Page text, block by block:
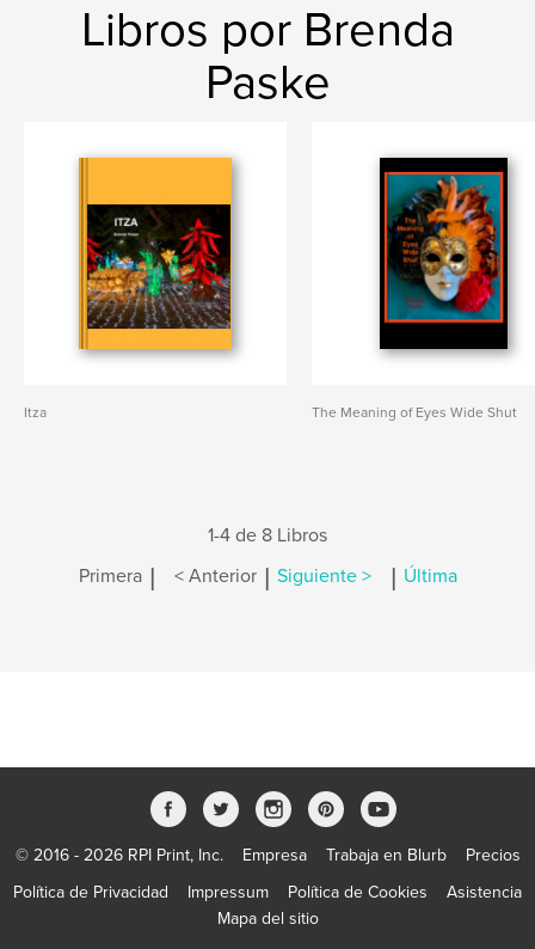
Libros por Brenda
Paske
Itza The Meaning of Eyes Wide Shut
1-4 de 8 Libros
Primera | < Anterior | Siguiente > | Última
© 2016 - 2026 RPI Print, Inc. Empresa Trabaja en Blurb
Precios
Política de Privacidad
Impressum Política de Cookies
Asistencia
Mapa del sitio